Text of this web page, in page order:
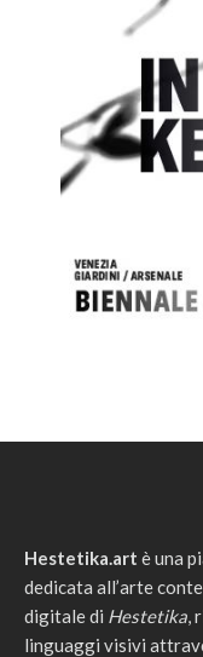
Hestetika.art è una
dedicata all’arte
digitale di Hestetika,
linguaggi visivi